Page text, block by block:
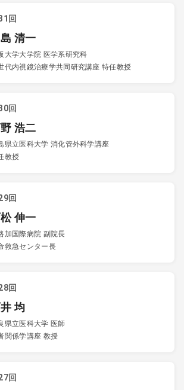
回
清一
大学大学院 医学系研究科
代内視鏡治療学共同研究講座 特任教授
回
浩二
県立医科大学 消化管外科学講座
教授
回
伸一
加国際病院 副院長
救急センター長
回
均
県立医科大学 医師
関係学講座 教授
回